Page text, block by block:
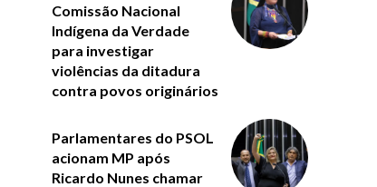
Comissão Nacional
Indígena da Verdade
para investigar
violências da ditadura
contra povos originários
Parlamentares do PSOL
acionam MP após
Ricardo Nunes chamar